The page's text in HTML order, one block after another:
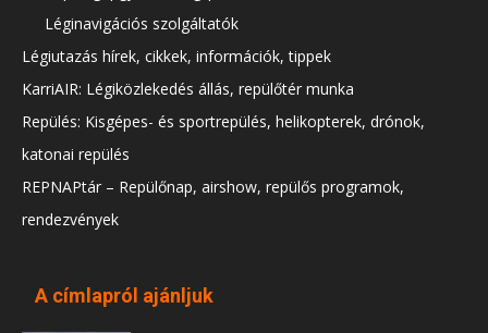
Léginavigációs szolgáltatók
Légiutazás hírek, cikkek, információk, tippek
KarriAIR: Légiközlekedés állás, repülőtér munka
Repülés: Kisgépes- és sportrepülés, helikopterek, drónok,
katonai repülés
REPNAPtár – Repülőnap, airshow, repülős programok,
rendezvények
A címlapról ajánljuk